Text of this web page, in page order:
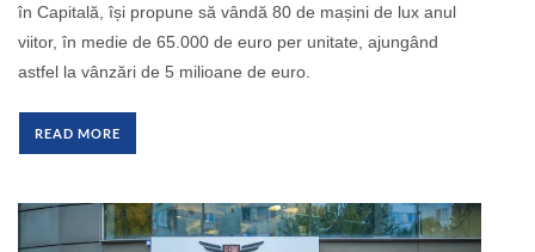
în Capitală, își propune să vândă 80 de mașini de lux anul
viitor, în medie de 65.000 de euro per unitate, ajungând
astfel la vânzări de 5 milioane de euro.
READ MORE